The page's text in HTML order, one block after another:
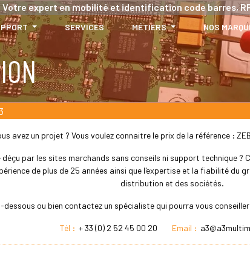
Votre expert en mobilité et identification code barres,
SERVICES MÉTIERS NOS
avez un projet ? Vous voulez connaitre le prix de la référence :
par les sites marchands sans conseils ni support technique ?
de plus de 25 années ainsi que l'expertise et la fiabilité du
distribution et des sociétés.
dessous ou bien contactez un spécialiste qui pourra vous
Tél : + 33 (0) 2 52 45 00 20 Email :